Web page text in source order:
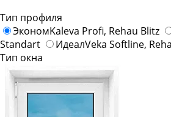
Тип профиля
ЭкономKaleva Profi, Rehau Blitz
Standart
ИдеалVeka Softline,
Тип окна